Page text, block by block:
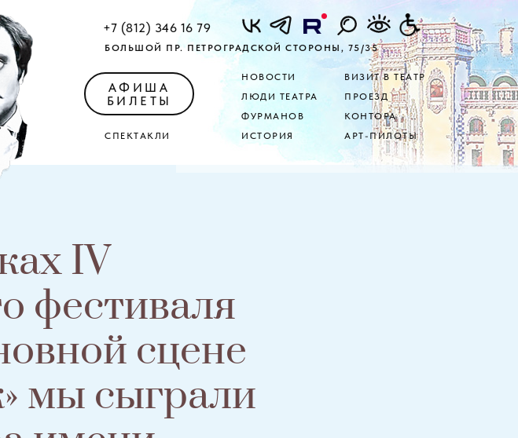
+7 (812) 346 16 79
БОЛЬШОЙ ПР. ПЕТРОГРАДСКОЙ СТОРОНЫ, 75/35
АРТ-ПИЛОТЫ
КОНТОРА
ПРОЕЗД
ВИЗИТ В ТЕАТР
НОВОСТИ
ИСТОРИЯ
ФУРМАНОВ
ЛЮДИ ТЕАТРА
СПЕКТАКЛИ
АФИША
БИЛЕТЫ
IV
фестиваля
сцене
мы сыграли